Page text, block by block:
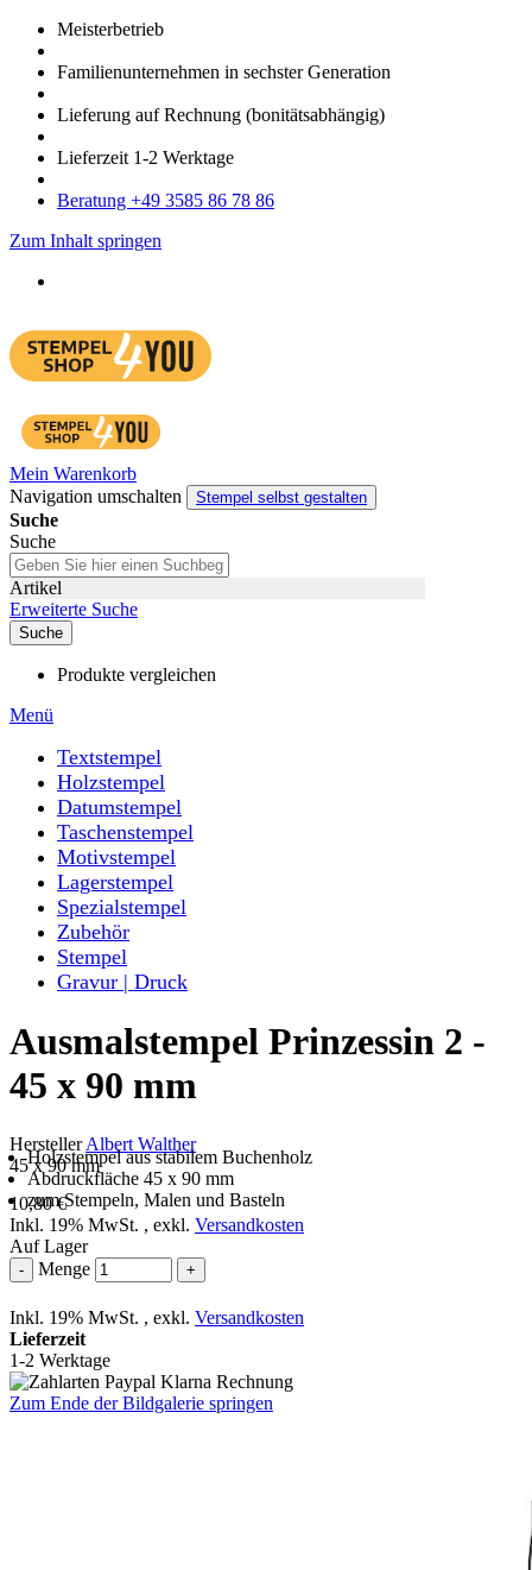
Meister­betrieb
Familien­unter­nehmen in sechster Gene­ration
Lieferung auf Rech­nung (bonitätsabhängig)
Liefer­zeit 1-2 Werk­tage
Bera­tung +49 3585 86 78 86
Zum Inhalt springen
Mein Warenkorb
Navigation umschalten
Stempel selbst gestalten
Suche
Suche
Artikel
Erweiterte Suche
Suche
Produkte vergleichen
Menü
Textstempel
Holzstempel
Datumstempel
Taschenstempel
Motivstempel
Lagerstempel
Spezialstempel
Zubehör
Stempel
Gravur | Druck
Ausmalstempel Prinzessin 2 -
45 x 90 mm
HerstellerAlbert Walther
45 x 90 mm
Holzstempel aus stabilem Buchenholz
Abdruckfläche 45 x 90 mm
zum Stempeln, Malen und Basteln
10,80 €
Inkl. 19% MwSt. , exkl. Versandkosten
Auf Lager
- Menge +
Inkl. 19% MwSt. , exkl. Versandkosten
Lieferzeit
1-2 Werktage
Zum Ende der Bildgalerie springen